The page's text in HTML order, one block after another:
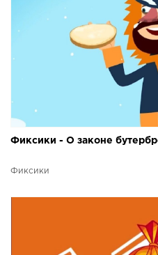
Фиксики - О законе
Фиксики